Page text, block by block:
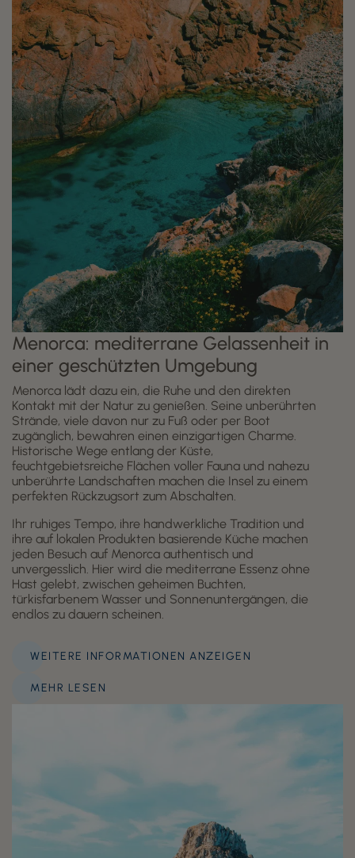
Menorca: mediterrane Gelassenheit in
einer geschützten Umgebung
Menorca lädt dazu ein, die Ruhe und den direkten
Kontakt mit der Natur zu genießen. Seine unberührten
Strände, viele davon nur zu Fuß oder per Boot
zugänglich, bewahren einen einzigartigen Charme.
Historische Wege entlang der Küste,
feuchtgebietsreiche Flächen voller Fauna und nahezu
unberührte Landschaften machen die Insel zu einem
perfekten Rückzugsort zum Abschalten.
Ihr ruhiges Tempo, ihre handwerkliche Tradition und
ihre auf lokalen Produkten basierende Küche machen
jeden Besuch auf Menorca authentisch und
unvergesslich. Hier wird die mediterrane Essenz ohne
Hast gelebt, zwischen geheimen Buchten,
türkisfarbenem Wasser und Sonnenuntergängen, die
endlos zu dauern scheinen.
WEITERE INFORMATIONEN ANZEIGEN
MEHR LESEN